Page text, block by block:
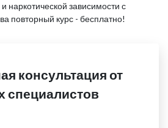
наркотической зависимости с
повторный курс - бесплатно!
консультация от
специалистов